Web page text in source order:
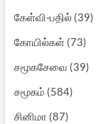
கேள்வி-பதில்(39)
கோயில்கள்(73)
சமூகசேவை (39)
சமூகம் (584)
சினிமா (87)